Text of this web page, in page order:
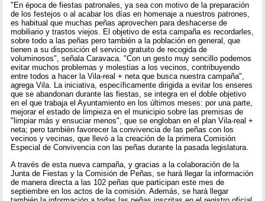
"En época de fiestas patronales, ya sea con motivo de la preparación
de los festejos o al acabar los días en homenaje a nuestros patrones,
es habitual que muchas peñas aprovechen para deshacerse de
mobiliario y trastos viejos. El objetivo de esta campaña es recordarles,
sobre todo a las peñas pero también a la población en general, que
tienen a su disposición el servicio gratuito de recogida de
voluminosos", señala Caravaca. "Con un gesto muy sencillo podemos
evitar muchos problemas y molestias a los vecinos, contribuyendo
entre todos a hacer la Vila-real + neta que busca nuestra campaña",
agrega Vila. La iniciativa, específicamente dirigida a evitar los enseres
que se abandonan durante las fiestas, se integra en el doble objetivo
en el que trabaja el Ayuntamiento en los últimos meses: por una parte,
mejorar el estado de limpieza en el municipio sobre las premisas de
"limpiar más y ensuciar menos", que se engloban en el plan Vila-real +
neta; pero también favorecer la convivencia de las peñas con los
vecinos y vecinas, que llevó a la creación de la primera Comisión
Especial de Convivencia con las peñas durante la pasada legislatura.
A través de esta nueva campaña, y gracias a la colaboración de la
Junta de Fiestas y la Comisión de Peñas, se hará llegar la información
de manera directa a las 102 peñas que participan este mes de
septiembre en los actos de la comisión. Además, se hará llegar